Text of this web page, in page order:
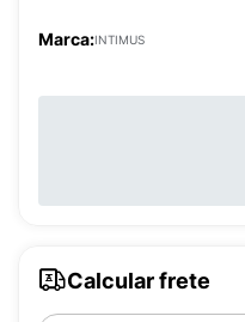
Marca:INTIMUS
Calcular frete